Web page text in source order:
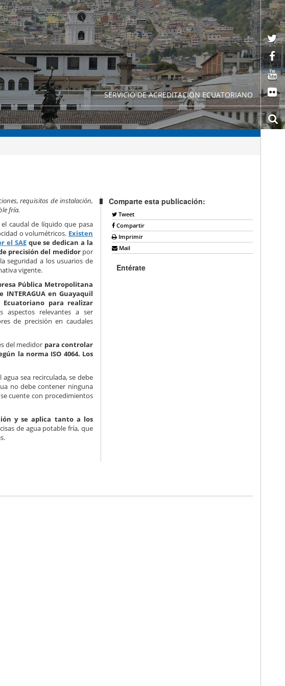
SERVICIO DE ACREDITACION ECUATORIANO
requisitos de instalación,
fría.
caudal de líquido que pasa
o volumétricos. Existen
el SAE que se dedican a la
precisión del medidorpor
seguridad a los usuarios de
vigente.
Pública Metropolitana
en Guayaquil
para realizar
aspectos relevantes a ser
de precisión en caudales
del medidor para controlar
la norma ISO 4064. Los
sea recirculada, se debe
no debe contener ninguna
cuente con procedimientos
y se aplica tanto a los
de agua potable fría, que
Comparte esta publicación:
Tweet
Compartir
Imprimir
Mail
Entérate